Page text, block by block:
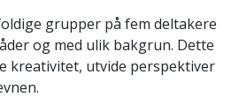
grupper på fem deltakere
og med ulik bakgrun. Dette
kreativitet, utvide perspektiver